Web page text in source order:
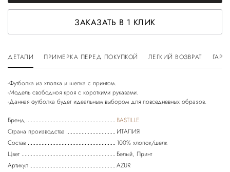
ЗАКАЗАТЬ В 1 КЛИК
ДЕТАЛИ ПРИМЕРКА ПЕРЕД ПОКУПКОЙ ЛЕГКИЙ ВОЗВРАТ
-Футболка из хлопка и шелка с принтом.
-Модель свободноя кроя с короткими рукавами.
Бренд
BASTILLE
Страна производства
ИТАЛИЯ
Состав
100% хлопок/шелк
Цвет
Белый, Принт
Артикул
AZUR